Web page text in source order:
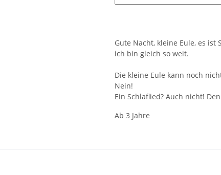
Gute Nacht, kleine Eule, es ist
ich bin gleich so weit.
Die kleine Eule kann noch
Nein!
Ein Schlaflied? Auch nicht!
Ab 3 Jahre